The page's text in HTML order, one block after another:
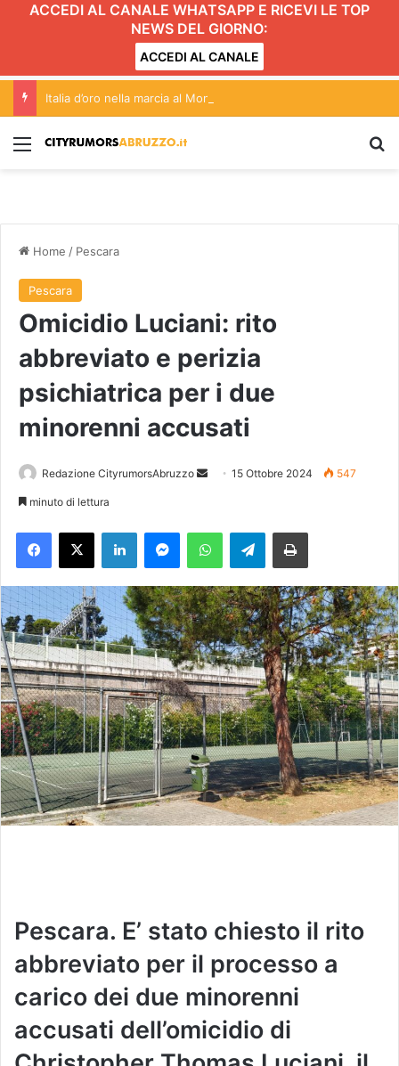
ACCEDI AL CANALE WHATSAPP E RICEVI LE TOP
NEWS DEL GIORNO:
ACCEDI AL CANALE
Menu
Home / Pescara
Pescara
Omicidio Luciani: rito
abbreviato e perizia
psichiatrica per i due
minorenni accusati
Redazione CityrumorsAbruzzo
a
n
'
e
m
a
i
l
15 Ottobre 2024 547
minuto di lettura
Telegram
Pescara. E’ stato chiesto il rito
abbreviato per il processo a
carico dei due minorenni
accusati dell’omicidio di